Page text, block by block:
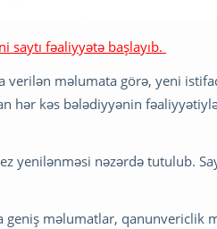
saytı fəaliyyətə başlayıb.
verilən məlumata görə, yeni
hər kəs bələdiyyənin
yenilənməsi nəzərdə tutulub.
geniş məlumatlar, qanunvericlik